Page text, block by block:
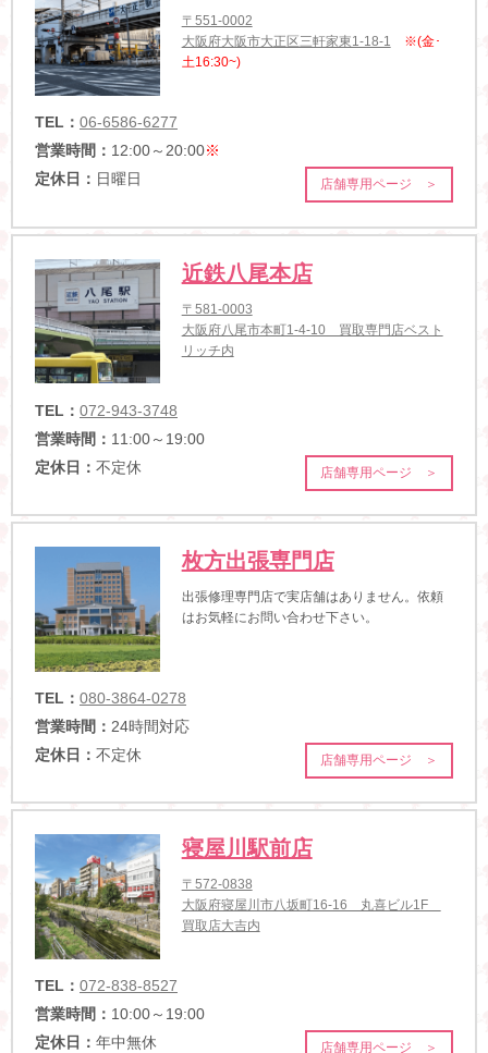
〒551-0002
大阪府大阪市大正区三軒家東1-18-1
※(金･
土16:30~)
TEL： 06-6586-6277
営業時間： 12:00～20:00※
定休日： 日曜日 店舗専用ページ ＞
近鉄八尾本店
〒581-0003
大阪府八尾市本町1-4-10 買取専門店ベスト
リッチ内
TEL： 072-943-3748
営業時間： 11:00～19:00
定休日： 不定休 店舗専用ページ ＞
枚方出張専門店
出張修理専門店で実店舗はありません。依頼
はお気軽にお問い合わせ下さい。
TEL： 080-3864-0278
営業時間： 24時間対応
定休日： 不定休 店舗専用ページ ＞
寝屋川駅前店
〒572-0838
大阪府寝屋川市八坂町16-16 丸喜ビル1F
買取店大吉内
TEL： 072-838-8527
営業時間： 10:00～19:00
定休日： 年中無休 店舗専用ページ ＞